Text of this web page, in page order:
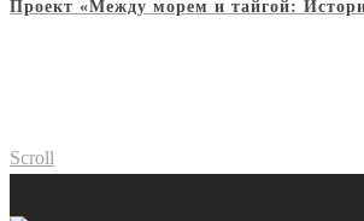
Проект «Между морем и тайгой:
Scroll